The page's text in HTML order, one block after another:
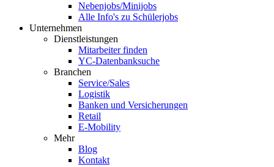
Nebenjobs/Minijobs
Alle Info's zu Schülerjobs
Unternehmen
Dienstleistungen
Mitarbeiter finden
YC-Datenbanksuche
Branchen
Service/Sales
Logistik
Banken und Versicherungen
Retail
E-Mobility
Mehr
Blog
Kontakt